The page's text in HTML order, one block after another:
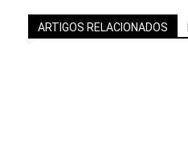
ARTIGOS RELACIONADOS